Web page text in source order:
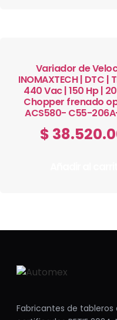
Variador de
INOMAXTECH | DTC |
440 Vac | 150 Hp |
Chopper frenado
ACS580- C55-
$
Fabricantes de